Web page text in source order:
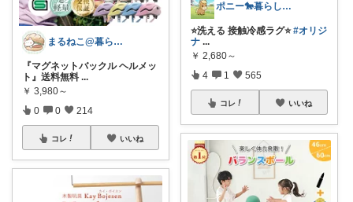
まるねこ@暮らしと子育て🐈️🌸
『マグネットバックル ヘルメッ
ト』送料無料 ...
￥ 3,980～
0 0 214
コレ いいね
ポニー🐎暮らし快適を目指すパパ
⭐️洗える 接触冷感ラグ⭐️#オリジ
ナ ...
￥ 2,680～
4 1 565
コレ いいね